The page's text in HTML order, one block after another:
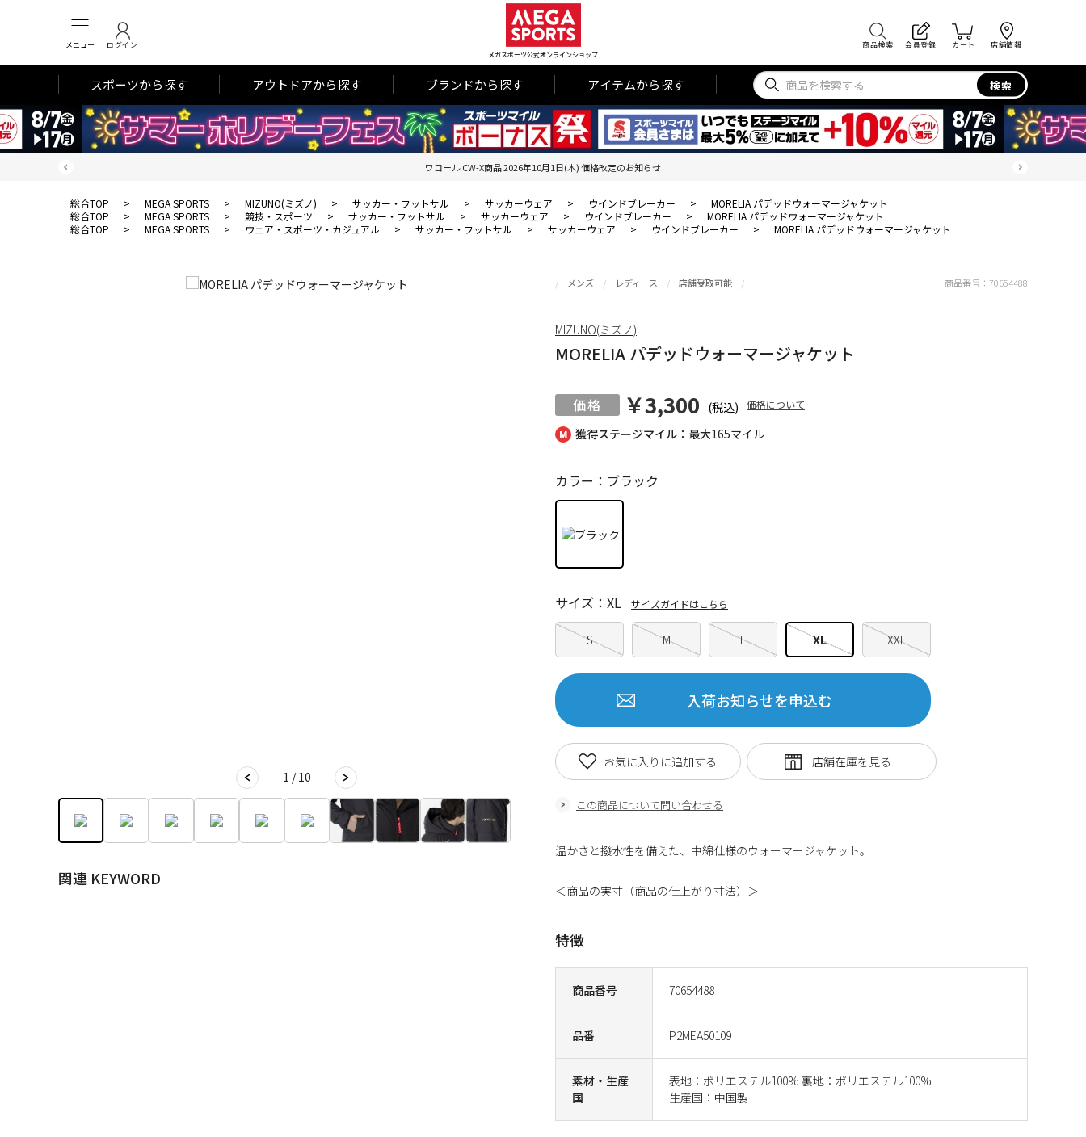
メニュー ログイン
メガスポーツ公式オンラインショップ
商品検索 会員登録 カート 店舗情報
スポーツから探す アウトドアから探す ブランドから探す アイテムから探す 検索
ワコール CW-X商品 2026年10月1日(木) 価格改定のお知らせ
総合TOP > MEGA SPORTS > MIZUNO(ミズノ) > サッカー・フットサル > サッカーウェア > ウインドブレーカー >
MORELIA パデッドウォーマージャケット
総合TOP
> MEGA SPORTS > 競技・スポーツ > サッカー・フットサル > サッカーウェア > ウインドブレーカー >
MORELIA パデッドウォーマージャケット
総合TOP
> MEGA SPORTS > ウェア・スポーツ・カジュアル > サッカー・フットサル > サッカーウェア > ウインドブレーカー > MORELIA パデッドウォーマージャケット
1 / 10
関連 KEYWORD
獲得ステージマイル：最大165マイル
メンズ レディース 店舗受取可能
MORELIA パデッドウォーマージャケット
￥3,300 (税込) 価格について
商品番号 70654488
品番 P2MEA50109
素材・生産
国
表地：ポリエステル100% 裏地：ポリエステル100%
生産国：中国製
カラー：ブラック
S M L XL XXL
サイズ：XL サイズガイドはこちら
入荷お知らせを申込む
この商品について問い合わせる
お気に入りに追加する
商品番号： 70654488
MIZUNO(ミズノ)
温かさと撥水性を備えた、中綿仕様のウォーマージャケット。
＜商品の実寸（商品の仕上がり寸法）＞
特徴